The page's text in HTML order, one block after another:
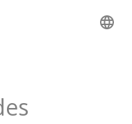
tous les conseils
l'entretien